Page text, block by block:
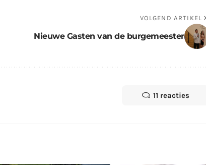
VOLGEND ARTIKEL
Nieuwe Gasten van de burgemeester
11 reacties